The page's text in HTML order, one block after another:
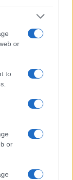
or
to
or